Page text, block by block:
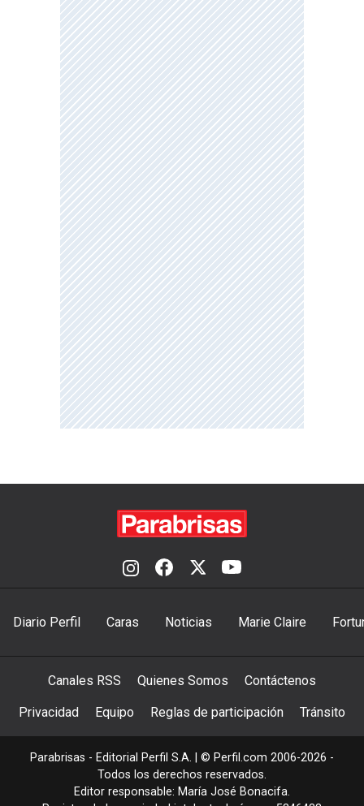
Diario Perfil Caras Noticias Marie Claire
Canales RSS Quienes Somos Contáctenos
Privacidad Equipo Reglas de participación Tránsito
Parabrisas - Editorial Perfil S.A. | © Perfil.com 2006-2026 -
Todos los derechos reservados.
Editor responsable: María José Bonacifa.